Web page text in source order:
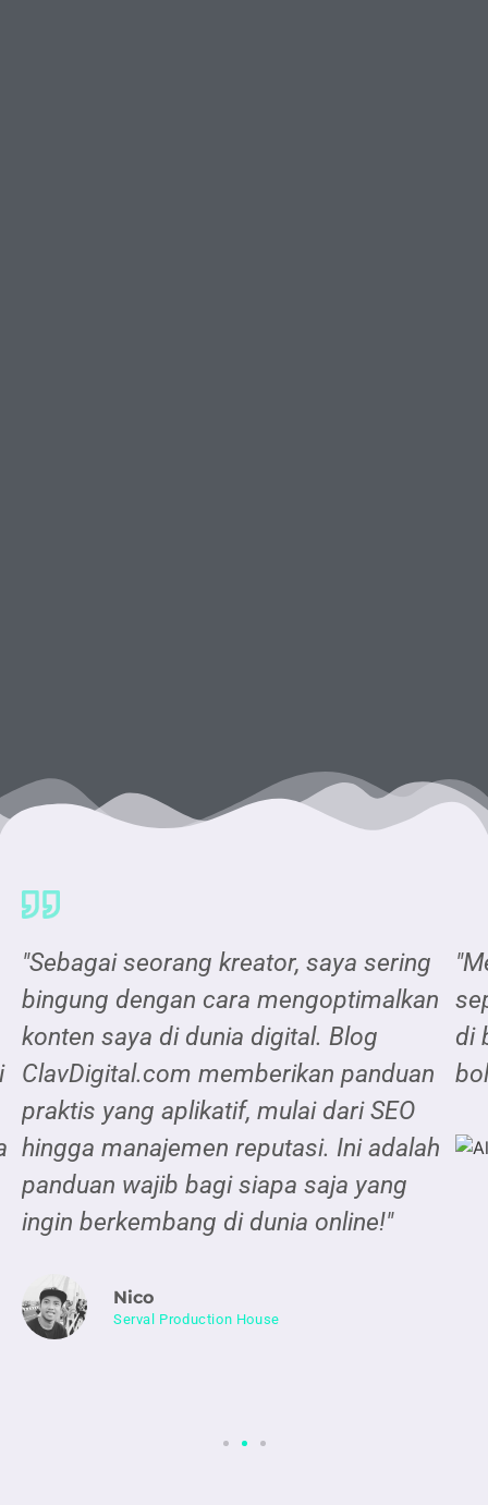
"Sebagai seorang kreator, saya sering
bingung dengan cara mengoptimalkan
konten saya di dunia digital. Blog
ClavDigital.com memberikan panduan
praktis yang aplikatif, mulai dari SEO
hingga manajemen reputasi. Ini adalah
panduan wajib bagi siapa saja yang
ingin berkembang di dunia online!"
Nico
Serval Production House
di